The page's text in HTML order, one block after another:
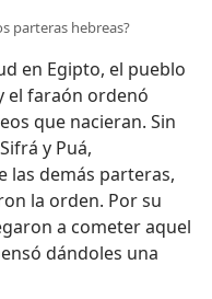
parteras hebreas?
en Egipto, el pueblo
el faraón ordenó
que nacieran. Sin
y Puá,
las demás parteras,
la orden. Por su
a cometer aquel
dándoles una